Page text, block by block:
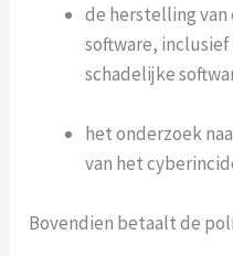
de herstelling van
software,
schadelijke
het onderzoek
van het
Bovendien betaalt de